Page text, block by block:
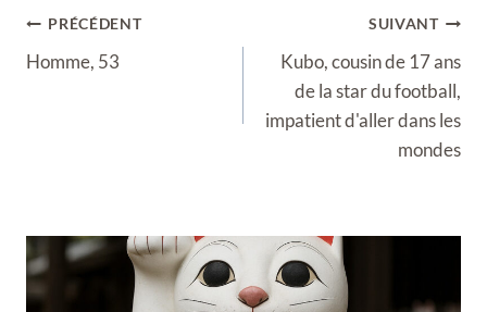
Navigation
de
PRÉCÉDENT
Homme, 53
SUIVANT
Kubo, cousin de 17 ans
de la star du football,
impatient d'aller dans les
mondes